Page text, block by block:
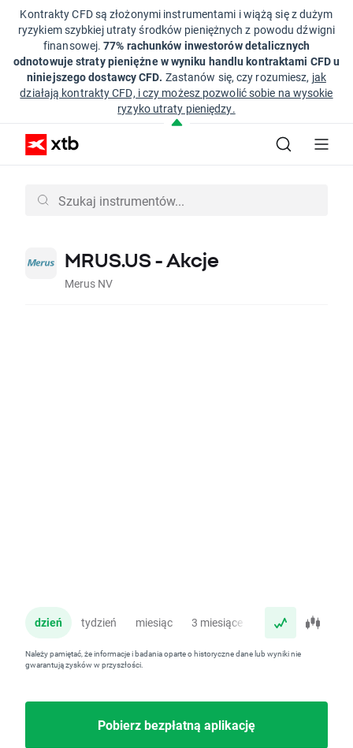
Kontrakty CFD są złożonymi instrumentami i wiążą się z dużym
ryzykiem szybkiej utraty środków pieniężnych z powodu dźwigni
finansowej.77% rachunków inwestorów detalicznych
odnotowuje straty pieniężne w wyniku handlu kontraktami CFD u
niniejszego dostawcy CFD. Zastanów się, czy rozumiesz, jak
działają kontrakty CFD, i czy możesz pozwolić sobie na wysokie
ryzyko utraty pieniędzy.
MRUS.US - Akcje
Merus NV
dzień tydzień miesiąc 3 miesiące rok
Należy pamiętać, że informacje i badania oparte o historyczne dane lub wyniki nie
gwarantują zysków w przyszłości.
Pobierz bezpłatną aplikację